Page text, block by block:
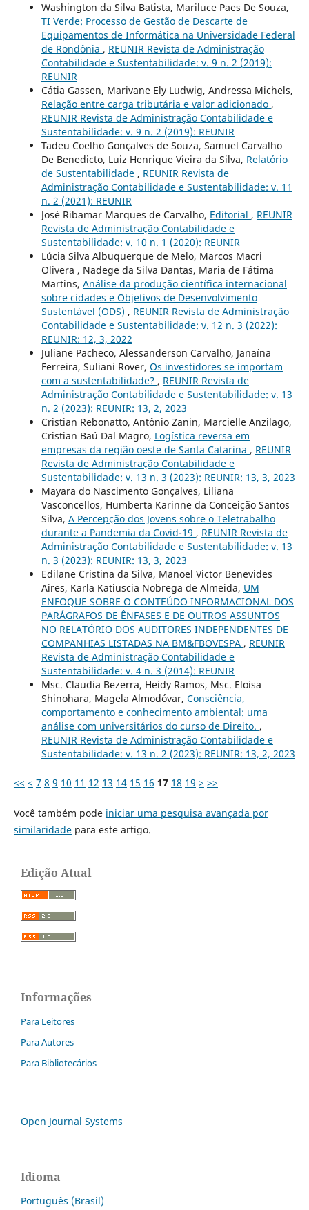
Washington da Silva Batista, Mariluce Paes De Souza,
TI Verde: Processo de Gestão de Descarte de
Equipamentos de Informática na Universidade Federal
de Rondônia , REUNIR Revista de Administração
Contabilidade e Sustentabilidade: v. 9 n. 2 (2019):
REUNIR
Cátia Gassen, Marivane Ely Ludwig, Andressa Michels,
Relação entre carga tributária e valor adicionado ,
REUNIR Revista de Administração Contabilidade e
Sustentabilidade: v. 9 n. 2 (2019): REUNIR
Tadeu Coelho Gonçalves de Souza, Samuel Carvalho
De Benedicto, Luiz Henrique Vieira da Silva, Relatório
de Sustentabilidade , REUNIR Revista de
Administração Contabilidade e Sustentabilidade: v. 11
n. 2 (2021): REUNIR
José Ribamar Marques de Carvalho, Editorial , REUNIR
Revista de Administração Contabilidade e
Sustentabilidade: v. 10 n. 1 (2020): REUNIR
Lúcia Silva Albuquerque de Melo, Marcos Macri
Olivera , Nadege da Silva Dantas, Maria de Fátima
Martins, Análise da produção científica internacional
sobre cidades e Objetivos de Desenvolvimento
Sustentável (ODS) , REUNIR Revista de Administração
Contabilidade e Sustentabilidade: v. 12 n. 3 (2022):
REUNIR: 12, 3, 2022
Juliane Pacheco, Alessanderson Carvalho, Janaína
Ferreira, Suliani Rover, Os investidores se importam
com a sustentabilidade? , REUNIR Revista de
Administração Contabilidade e Sustentabilidade: v. 13
n. 2 (2023): REUNIR: 13, 2, 2023
Cristian Rebonatto, Antônio Zanin, Marcielle Anzilago,
Cristian Baú Dal Magro, Logística reversa em
empresas da região oeste de Santa Catarina , REUNIR
Revista de Administração Contabilidade e
Sustentabilidade: v. 13 n. 3 (2023): REUNIR: 13, 3, 2023
Mayara do Nascimento Gonçalves, Liliana
Vasconcellos, Humberta Karinne da Conceição Santos
Silva, A Percepção dos Jovens sobre o Teletrabalho
durante a Pandemia da Covid-19 , REUNIR Revista de
Administração Contabilidade e Sustentabilidade: v. 13
n. 3 (2023): REUNIR: 13, 3, 2023
Edilane Cristina da Silva, Manoel Victor Benevides
Aires, Karla Katiuscia Nobrega de Almeida, UM
ENFOQUE SOBRE O CONTEÚDO INFORMACIONAL DOS
PARÁGRAFOS DE ÊNFASES E DE OUTROS ASSUNTOS
NO RELATÓRIO DOS AUDITORES INDEPENDENTES DE
COMPANHIAS LISTADAS NA BM&FBOVESPA , REUNIR
Revista de Administração Contabilidade e
Sustentabilidade: v. 4 n. 3 (2014): REUNIR
Msc. Claudia Bezerra, Heidy Ramos, Msc. Eloisa
Shinohara, Magela Almodóvar, Consciência,
comportamento e conhecimento ambiental: uma
análise com universitários do curso de Direito. ,
REUNIR Revista de Administração Contabilidade e
Sustentabilidade: v. 13 n. 2 (2023): REUNIR: 13, 2, 2023
<< < 7 8 9 10 11 12 13 14 15 16 17 18 19 > >>
Você também pode iniciar uma pesquisa avançada por
similaridadepara este artigo.
Edição Atual
Informações
Para Leitores
Para Autores
Para Bibliotecários
Open Journal Systems
Idioma
Português (Brasil)